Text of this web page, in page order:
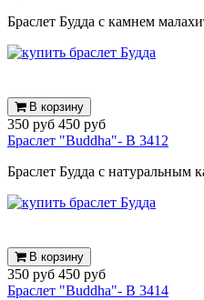
Браслет Будда с камнем
В корзину
350 руб 450 руб
Браслет "Buddha"- B 3412
Браслет Будда с натуральным
В корзину
350 руб 450 руб
Браслет "Buddha"- B 3414